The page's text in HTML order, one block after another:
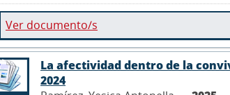
Ver documento/s
La afectividad dentro de la
2024